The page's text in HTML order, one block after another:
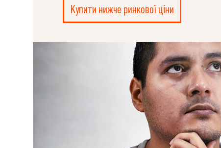
Купити нижче ринкової ціни